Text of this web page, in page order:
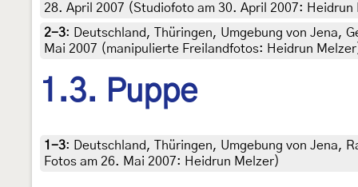
28. April 2007 (Studiofoto am 30. April 2007:
2-3:
Deutschland, Thüringen, Umgebung von Jena,
Mai 2007 (manipulierte Freilandfotos: Heidrun
1.3. Puppe
1-3:
Deutschland, Thüringen, Umgebung von Jena,
Fotos am 26. Mai 2007: Heidrun Melzer)